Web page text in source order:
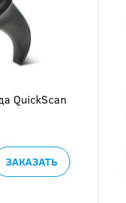
QuickScan
ЗАКАЗАТЬ